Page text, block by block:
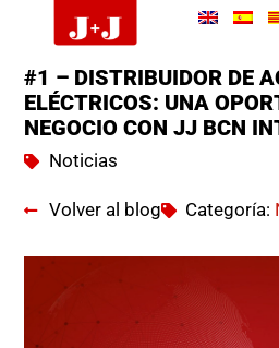
#1 – DISTRIBUIDOR DE
ELÉCTRICOS: UNA
NEGOCIO CON JJ BCN
Noticias
Volver al blog Categoría: